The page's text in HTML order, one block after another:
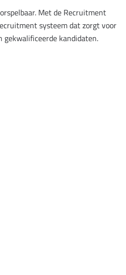
Met de Recruitment
systeem dat zorgt voor
kandidaten.